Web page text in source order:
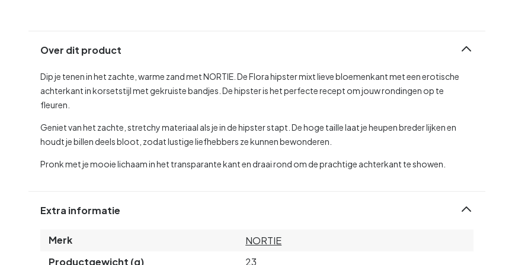
Over dit product
Dip je tenen in het zachte, warme zand met NORTIE. De Flora hipster mixt lieve bloemenkant met een erotische
achterkant in korsetstijl met gekruiste bandjes. De hipster is het perfecte recept om jouw rondingen op te
fleuren.
Geniet van het zachte, stretchy materiaal als je in de hipster stapt. De hoge taille laat je heupen breder lijken en
houdt je billen deels bloot, zodat lustige liefhebbers ze kunnen bewonderen.
Pronk met je mooie lichaam in het transparante kant en draai rond om de prachtige achterkant te showen.
Extra informatie
Merk
NORTIE
Productgewicht (g)
23